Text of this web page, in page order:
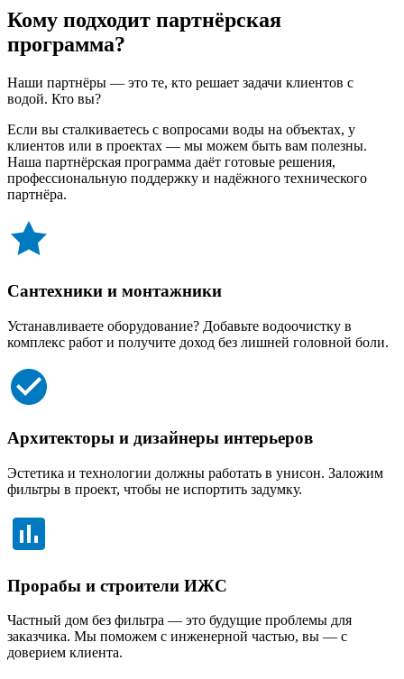
Кому подходит партнёрская
программа?
Наши партнёры — это те, кто решает задачи клиентов с
водой. Кто вы?
Если вы сталкиваетесь с вопросами воды на объектах, у
клиентов или в проектах — мы можем быть вам полезны.
Наша партнёрская программа даёт готовые решения,
профессиональную поддержку и надёжного технического
партнёра.
Сантехники и монтажники
Устанавливаете оборудование? Добавьте водоочистку в
комплекс работ и получите доход без лишней головной боли.
Архитекторы и дизайнеры интерьеров
Эстетика и технологии должны работать в унисон. Заложим
фильтры в проект, чтобы не испортить задумку.
Прорабы и строители ИЖС
Частный дом без фильтра — это будущие проблемы для
заказчика. Мы поможем с инженерной частью, вы — с
доверием клиента.